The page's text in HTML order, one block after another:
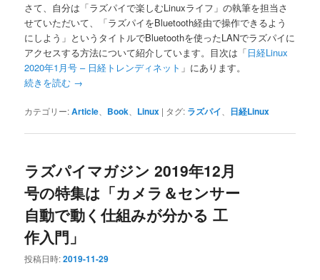
さて、自分は「ラズパイで楽しむLinuxライフ」の執筆を担当さ
せていただいて、「ラズパイをBluetooth経由で操作できるよう
にしよう」というタイトルでBluetoothを使ったLANでラズパイに
アクセスする方法について紹介しています。目次は「日経Linux
2020年1月号 – 日経トレンディネット 」にあります。
続きを読む →
カテゴリー:Article、 Book、 Linux | タグ: ラズパイ、 日経Linux
ラズパイマガジン 2019年12月
号の特集は「カメラ＆センサー
自動で動く仕組みが分かる 工
作入門」
投稿日時:2019-11-29